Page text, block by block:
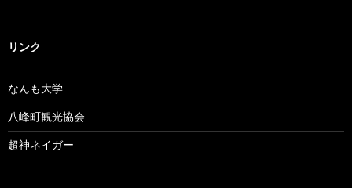
リンク
なんも大学
八峰町観光協会
超神ネイガー